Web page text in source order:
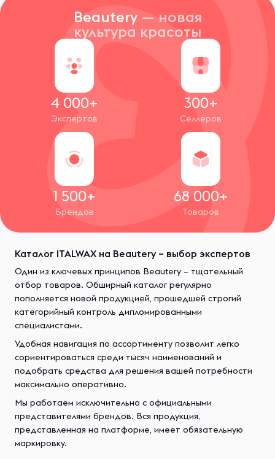
Beautery — новая
культура красоты
4 000+
Экспертов
300+
Селлеров
1 500+
Брендов
68 000+
Товаров
Каталог ITALWAX на Beautery – выбор экспертов
Один из ключевых принципов Beautery – тщательный
отбор товаров. Обширный каталог регулярно
пополняется новой продукцией, прошедшей строгий
категорийный контроль дипломированными
специалистами.
Удобная навигация по ассортименту позволит легко
сориентироваться среди тысяч наименований и
подобрать средства для решения вашей потребности
максимально оперативно.
Мы работаем исключительно с официальными
представителями брендов. Вся продукция,
представленная на платформе, имеет обязательную
маркировку.